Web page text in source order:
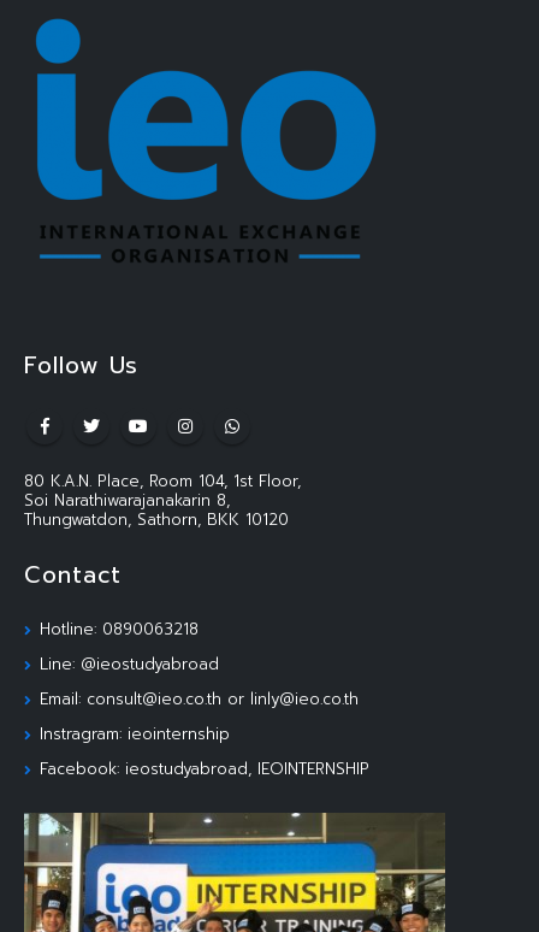
Follow Us
80 K.A.N. Place, Room 104, 1st Floor,
Soi Narathiwarajanakarin 8,
Thungwatdon, Sathorn, BKK 10120
Contact
Hotline: 0890063218
Line: @ieostudyabroad
Email: consult@ieo.co.th or linly@ieo.co.th
Instragram: ieointernship
Facebook: ieostudyabroad, IEOINTERNSHIP